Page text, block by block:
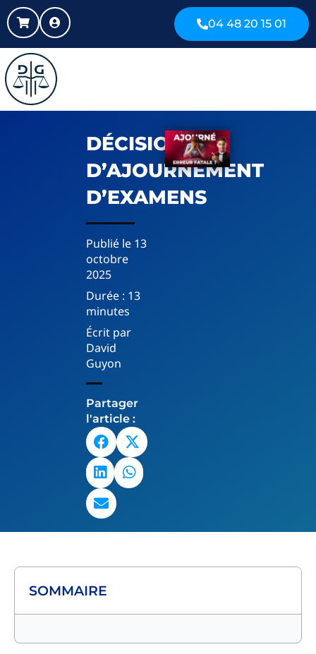
04 48 20 15 01
DÉCISIONS
D’AJOURNEMENT
D’EXAMENS
Publié le 13
octobre
2025
Durée : 13
minutes
Écrit par
David
Guyon
Partager
l'article :
SOMMAIRE